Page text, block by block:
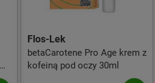
Flos-Lek
betaCarotene Pro Age krem z
kofeiną pod oczy 30ml